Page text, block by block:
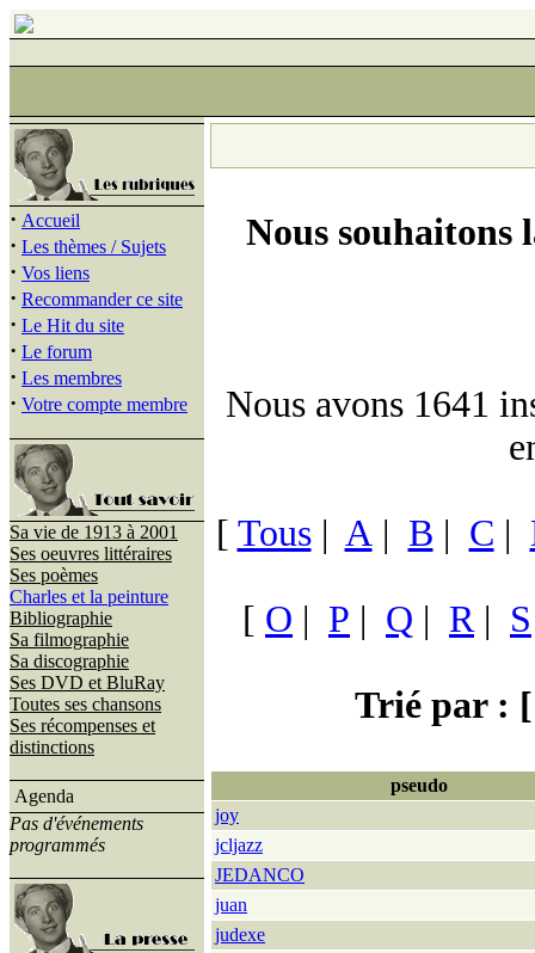
· Accueil
· Les thèmes / Sujets
· Vos liens
· Recommander ce site
· Le Hit du site
· Le forum
· Les membres
· Votre compte membre
Sa vie de 1913 à 2001
Ses oeuvres littéraires
Ses poèmes
Charles et la peinture
Bibliographie
Sa filmographie
Sa discographie
Ses DVD et BluRay
Toutes ses chansons
Ses récompenses et
distinctions
Agenda
Pas d'événements
programmés
Nous souhaitons
Nous avons 1641
[ Tous| A| B | C |
[ O | P | Q | R| S
Trié par : [
pseudo
joy
jcljazz
JEDANCO
juan
judexe